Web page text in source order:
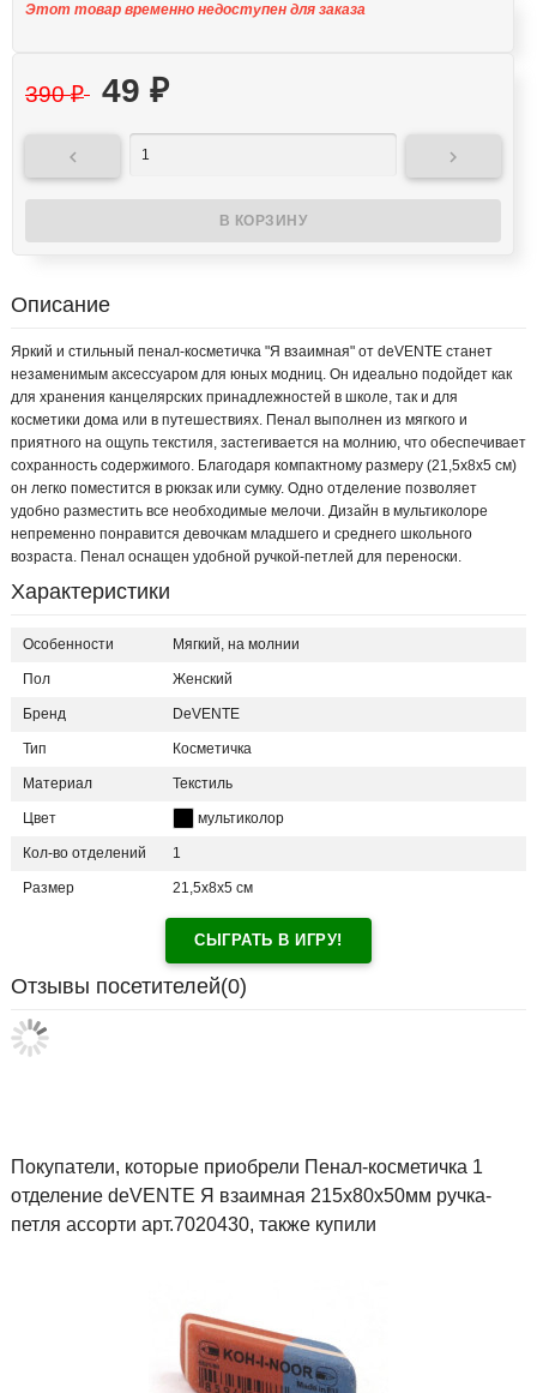
Этот товар временно недоступен для заказа
390₽ 49 ₽
 
Описание
Яркий и стильный пенал-косметичка "Я взаимная" от deVENTE станет
незаменимым аксессуаром для юных модниц. Он идеально подойдет как
для хранения канцелярских принадлежностей в школе, так и для
косметики дома или в путешествиях. Пенал выполнен из мягкого и
приятного на ощупь текстиля, застегивается на молнию, что обеспечивает
сохранность содержимого. Благодаря компактному размеру (21,5х8х5 см)
он легко поместится в рюкзак или сумку. Одно отделение позволяет
удобно разместить все необходимые мелочи. Дизайн в мультиколоре
непременно понравится девочкам младшего и среднего школьного
возраста. Пенал оснащен удобной ручкой-петлей для переноски.
Характеристики
Особенности Мягкий, на молнии
Пол Женский
Бренд DeVENTE
Тип Косметичка
Материал Текстиль
Цвет мультиколор
Кол-во отделений 1
Размер 21,5х8х5 см
СЫГРАТЬ В ИГРУ!
Отзывы посетителей(0)
Покупатели, которые приобрели Пенал-косметичка 1
отделение deVENTE Я взаимная 215x80x50мм ручка-
петля ассорти арт.7020430, также купили